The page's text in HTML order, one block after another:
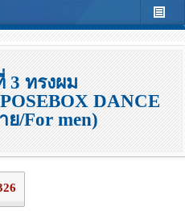
3 ทรงผม
DANCE
/For men)